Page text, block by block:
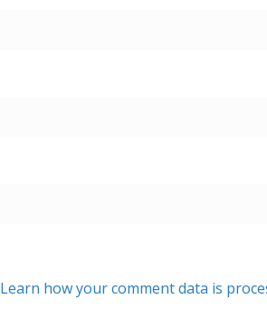
Learn how your comment data is